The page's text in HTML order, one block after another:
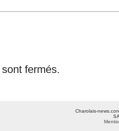
fermés.
Charolais-